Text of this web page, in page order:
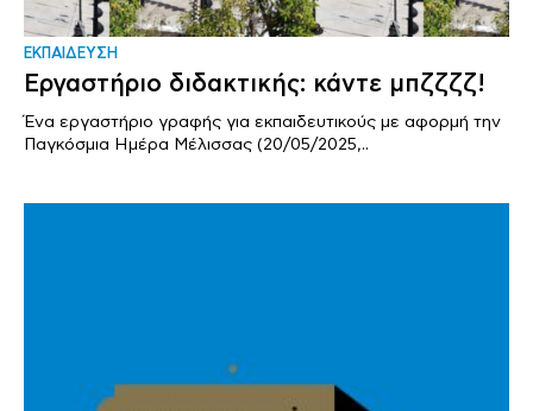
ΕΚΠΑΙΔΕΥΣΗ
Εργαστήριο διδακτικής: κάντε μπζζζζ!
Ένα εργαστήριο γραφής για εκπαιδευτικούς με αφορμή την
Παγκόσμια Ημέρα Μέλισσας (20/05/2025,..